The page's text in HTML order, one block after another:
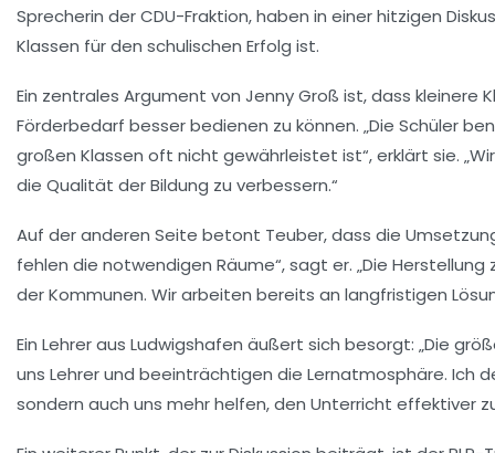
Sprecherin der CDU-Fraktion, haben in einer hitzigen
Klassen für den schulischen Erfolg ist.
Ein zentrales Argument von Jenny Groß ist, dass kleinere
Förderbedarf besser bedienen zu können. „Die Schüler
großen Klassen oft nicht gewährleistet ist“, erklärt sie.
die Qualität der Bildung zu verbessern.“
Auf der anderen Seite betont Teuber, dass die
fehlen die notwendigen Räume“, sagt er. „Die
der Kommunen. Wir arbeiten bereits an langfristigen
Ein Lehrer aus Ludwigshafen äußert sich besorgt: „Die
uns Lehrer und beeinträchtigen die Lernatmosphäre. Ich
sondern auch uns mehr helfen, den Unterricht effektiver